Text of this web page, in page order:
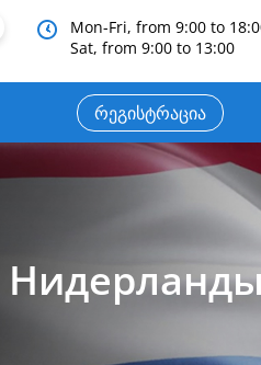
Mon-Fri, from 9:00 to
Sat, from 9:00 to 13:00
რეგისტრაცია